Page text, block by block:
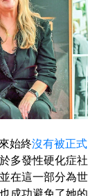
始終沒有被正式
多發性硬化症社
在這一部分為世